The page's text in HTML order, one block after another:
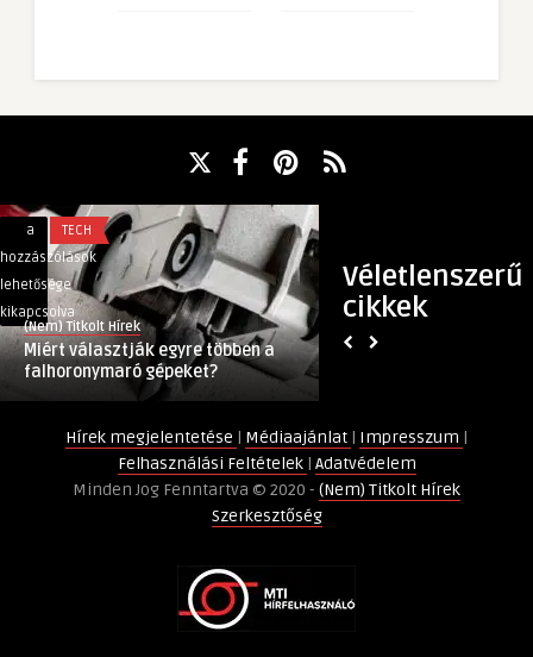
Véletlenszerű
cikkek
Miért
választják
egyre
többen
a
falhoronymaró
gépeket?
a
hozzászólások
lehetősége
kikapcsolva
TECH
(Nem) Titkolt Hírek
Miért választják egyre többen a
falhoronymaró gépeket?
rehabilitálása
modern
lehetősége
kikapcsolva
Hírek megjelentetése | Médiaajánlat | Impresszum |
Felhasználási Feltételek | Adatvédelem
Minden Jog Fenntartva © 2020 - (Nem) Titkolt Hírek
Szerkesztőség